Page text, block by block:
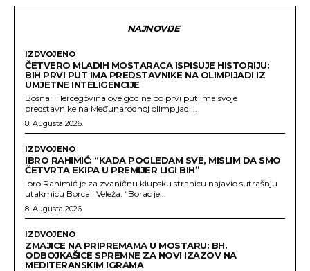
NAJNOVIJE
IZDVOJENO
ČETVERO MLADIH MOSTARACA ISPISUJE HISTORIJU:
BIH PRVI PUT IMA PREDSTAVNIKE NA OLIMPIJADI IZ
UMJETNE INTELIGENCIJE
Bosna i Hercegovina ove godine po prvi put ima svoje
predstavnike na Međunarodnoj olimpijadi...
8. Augusta 2026.
IZDVOJENO
IBRO RAHIMIĆ: “KADA POGLEDAM SVE, MISLIM DA SMO
ČETVRTA EKIPA U PREMIJER LIGI BIH”
Ibro Rahimić je za zvaničnu klupsku stranicu najavio sutrašnju
utakmicu Borca i Veleža. “Borac je...
8. Augusta 2026.
IZDVOJENO
ZMAJICE NA PRIPREMAMA U MOSTARU: BH.
ODBOJKAŠICE SPREMNE ZA NOVI IZAZOV NA
MEDITERANSKIM IGRAMA